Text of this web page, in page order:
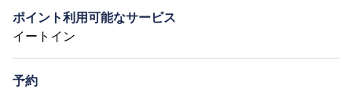
ポイント利用可能なサービス
イートイン
予約